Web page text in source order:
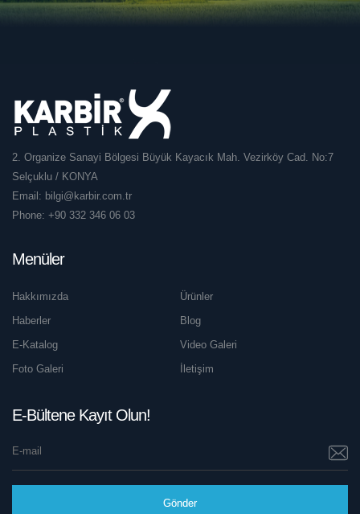
2. Organize Sanayi Bölgesi Büyük Kayacık Mah. Vezirköy Cad. No:7
Selçuklu / KONYA
Email: bilgi@karbir.com.tr
Phone: +90 332 346 06 03
Menüler
Hakkımızda
Ürünler
Haberler
Blog
E-Katalog
Video Galeri
Foto Galeri
İletişim
E-Bültene Kayıt Olun!
Gönder